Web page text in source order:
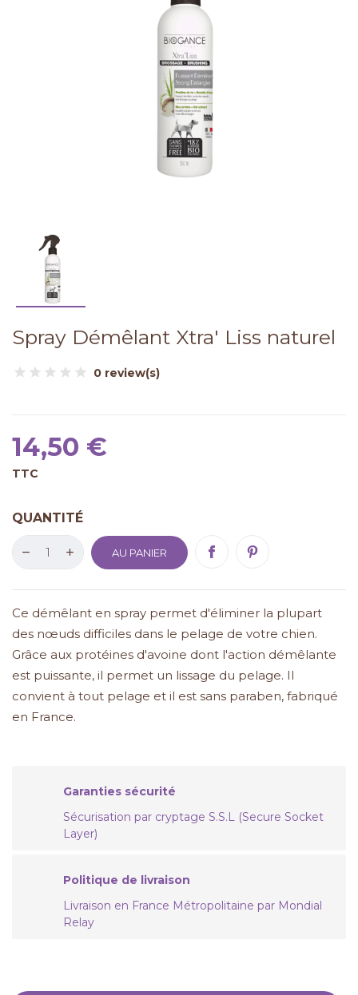
Spray Démêlant Xtra' Liss naturel
0 review(s)
14,50 €
TTC
QUANTITÉ
AU PANIER
Ce démêlant en spray permet d'éliminer la plupart
des nœuds difficiles dans le pelage de votre chien.
Grâce aux protéines d'avoine dont l'action démêlante
est puissante, il permet un lissage du pelage. Il
convient à tout pelage et il est sans paraben, fabriqué
en France.
Garanties sécurité
Sécurisation par cryptage S.S.L (Secure Socket
Layer)
Politique de livraison
Livraison en France Métropolitaine par Mondial
Relay